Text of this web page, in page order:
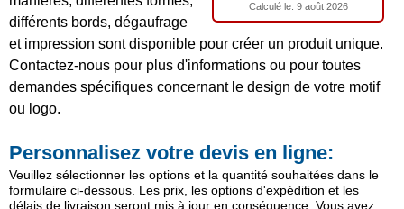
Calculé le: 9 août 2026
différents bords, dégaufrage
et impression sont disponible pour créer un produit unique.
Contactez-nous pour plus d'informations ou pour toutes
demandes spécifiques concernant le design de votre motif
ou logo.
Personnalisez votre devis en ligne:
Veuillez sélectionner les options et la quantité souhaitées dans le
formulaire ci-dessous. Les prix, les options d'expédition et les
délais de livraison seront mis à jour en conséquence. Vous avez